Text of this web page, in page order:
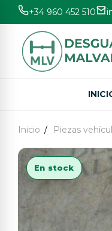
+34 960 452 510
Inicio Piezas
En stock